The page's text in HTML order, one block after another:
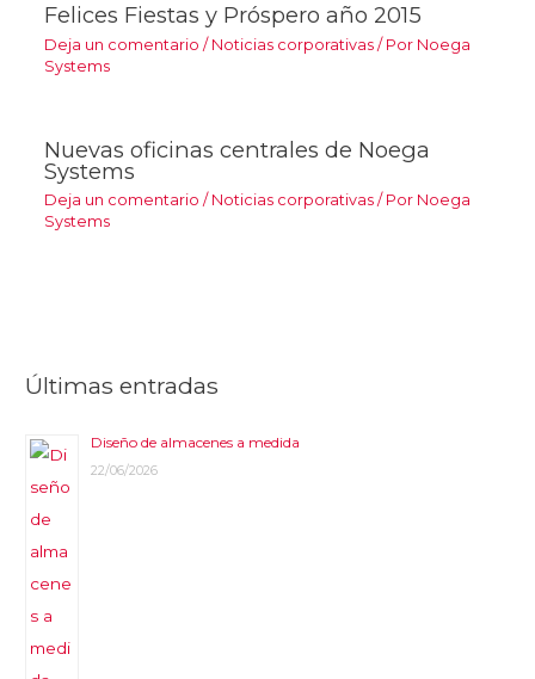
Felices Fiestas y Próspero año 2015
Deja un comentario / Noticias corporativas/ Por Noega
Systems
Nuevas oficinas centrales de Noega
Systems
Deja un comentario / Noticias corporativas/ Por Noega
Systems
Últimas entradas
Diseño de almacenes a medida
22/06/2026